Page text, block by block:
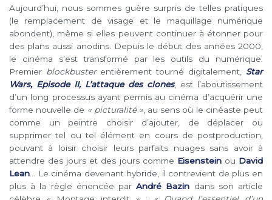
Aujourd’hui, nous sommes guère surpris de telles pratiques
(le remplacement de visage et le maquillage numérique
abondent), même si elles peuvent continuer à étonner pour
des plans aussi anodins. Depuis le début des années 2000,
le cinéma s’est transformé par les outils du numérique.
Premier blockbuster entièrement tourné digitalement, Star
Wars, Episode II, L’attaque des clones, est l’aboutissement
d’un long processus ayant permis au cinéma d’acquérir une
forme nouvelle de « picturalité », au sens où le cinéaste peut
comme un peintre choisir d’ajouter, de déplacer ou
supprimer tel ou tel élément en cours de postproduction,
pouvant à loisir choisir leurs parfaits nuages sans avoir à
attendre des jours et des jours comme Eisensteinou David
Lean… Le cinéma devenant hybride, il contrevient de plus en
plus à la règle énoncée parAndré Bazin dans son article